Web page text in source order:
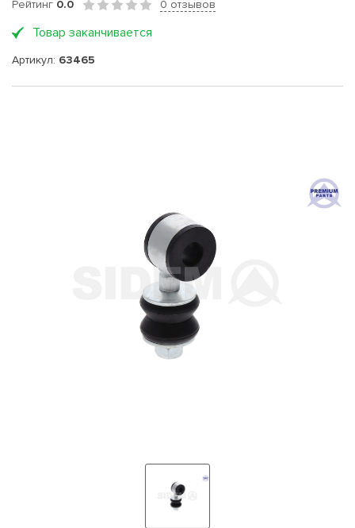
Рейтинг 0.0 0 отзывов
Товар заканчивается
Артикул: 63465